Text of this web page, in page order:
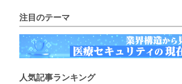
注目のテーマ
人気記事ランキング